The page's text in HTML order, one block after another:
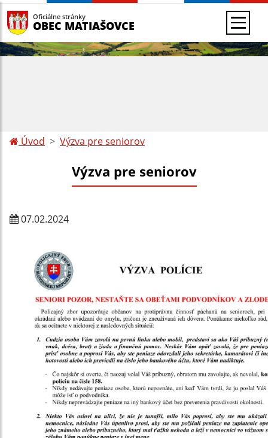
Oficiálne stránky
OBEC MATIAŠOVCE
Úvod Výzva pre seniorov
Výzva pre seniorov
07.02.2024